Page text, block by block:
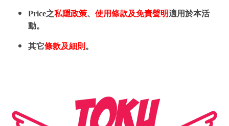
Price之私隱政策、 使用條款及免責聲明適用於本活
動。
其它條款及細則 。